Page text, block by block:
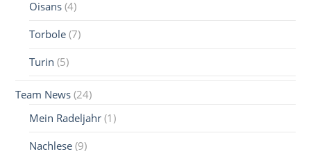
Oisans (4)
Torbole (7)
Turin (5)
Team News (24)
Mein Radeljahr (1)
Nachlese (9)